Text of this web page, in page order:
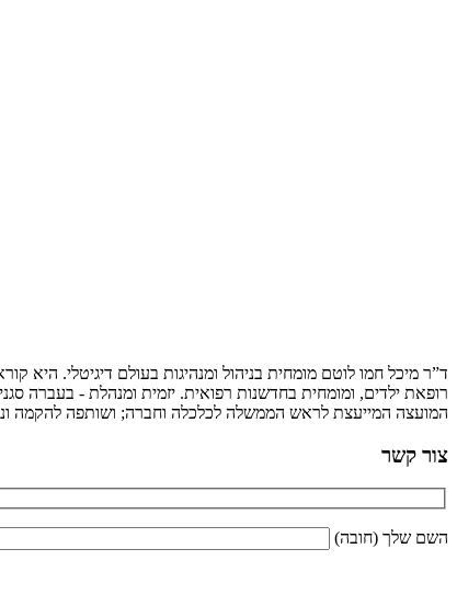
ד”ר מיכל חמו לוטם מומחית בניהול ומנהיגות בעולם דיגיטלי.
רופאת ילדים, ומומחית בחדשנות רפואית. יזמית ומנהלת - בעברה
המועצה המייעצת לראש הממשלה לכלכלה וחברה; ושותפה להקמה
צור קשר
השם שלך (חובה)